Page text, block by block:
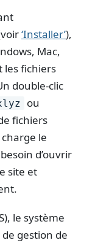
‘Installer’),
Mac,
les fichiers
double-clic
ou
fichiers
le
d’ouvrir
site et
le système
de gestion de